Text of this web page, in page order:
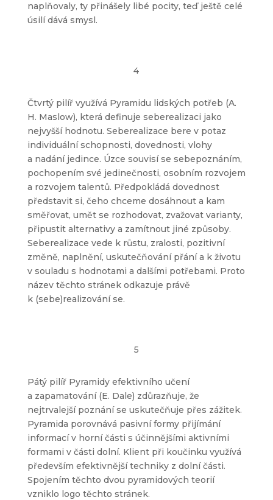
naplňovaly, ty přinášely libé pocity, teď ještě celé
úsilí dává smysl.
4
Čtvrtý pilíř využívá Pyramidu lidských potřeb (A.
H. Maslow), která definuje seberealizaci jako
nejvyšší hodnotu. Seberealizace bere v potaz
individuální schopnosti, dovednosti, vlohy
a nadání jedince. Úzce souvisí se sebepoznáním,
pochopením své jedinečnosti, osobním rozvojem
a rozvojem talentů. Předpokládá dovednost
představit si, čeho chceme dosáhnout a kam
směřovat, umět se rozhodovat, zvažovat varianty,
připustit alternativy a zamítnout jiné způsoby.
Seberealizace vede k růstu, zralosti, pozitivní
změně, naplnění, uskutečňování přání a k životu
v souladu s hodnotami a dalšími potřebami. Proto
název těchto stránek odkazuje právě
k (sebe)realizování se.
5
Pátý pilíř Pyramidy efektivního učení
a zapamatování (E. Dale) zdůrazňuje, že
nejtrvalejší poznání se uskutečňuje přes zážitek.
Pyramida porovnává pasivní formy přijímání
informací v horní části s účinnějšími aktivními
formami v části dolní. Klient při koučinku využívá
především efektivnější techniky z dolní části.
Spojením těchto dvou pyramidových teorií
vzniklo logo těchto stránek.